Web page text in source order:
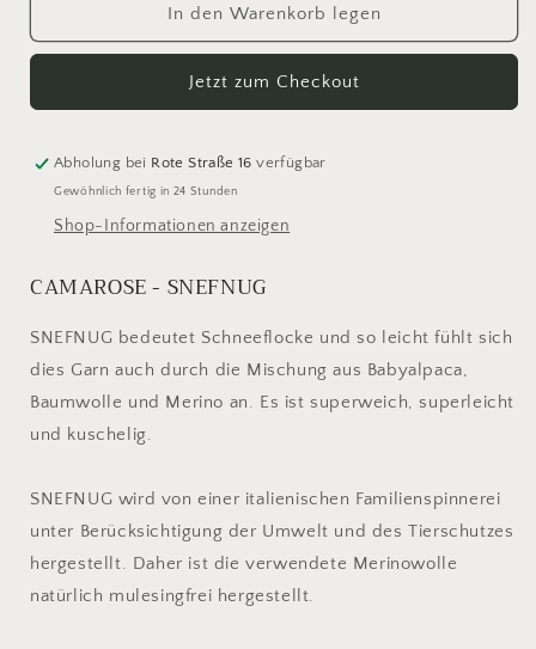
Camarose
Marinebla
für
Camarose
7329
Marinebla
In den Warenkorb legen
Jetzt zum Checkout
Abholung bei Rote Straße 16 verfügbar
Gewöhnlich fertig in 24 Stunden
Shop-Informationen anzeigen
CAMAROSE - SNEFNUG
SNEFNUG bedeutet Schneeflocke und so leicht fühlt sich
dies Garn auch durch die Mischung aus Babyalpaca,
Baumwolle und Merino an. Es ist superweich, superleicht
und kuschelig.
SNEFNUG wird von einer italienischen Familienspinnerei
unter Berücksichtigung der Umwelt und des Tierschutzes
hergestellt. Daher ist die verwendete Merinowolle
natürlich mulesingfrei hergestellt.